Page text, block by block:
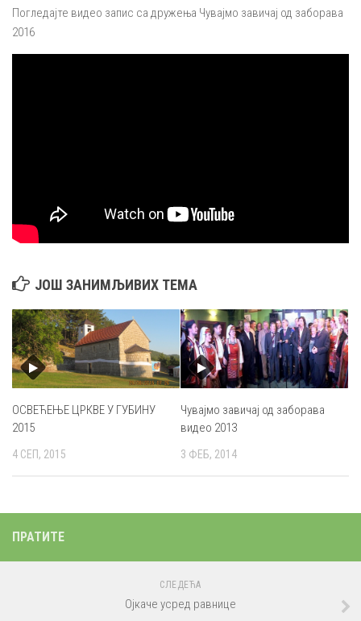
Погледајте видео запис са дружења Чувајмо завичај од заборава
2016
ЈОШ ЗАНИМЉИВИХ ТЕМА
ОСВЕЋЕЊЕ ЦРКВЕ У ГУБИНУ
2015
4 СЕП, 2015
Чувајмо завичај од заборава
видео 2013
3 ФЕБ, 2014
ПРАТИТЕ
СЛЕДЕЋА
Ојкаче усред равнице